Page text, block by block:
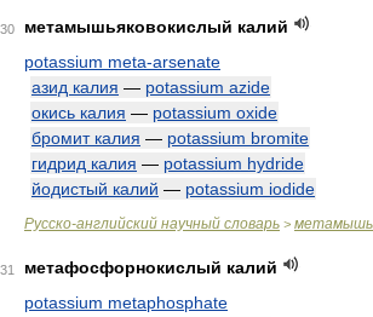
30
метамышьяковокислый калий
potassium meta-arsenate
азид калия — potassium azide
окись калия — potassium oxide
бромит калия — potassium bromite
гидрид калия — potassium hydride
йодистый калий — potassium iodide
Русско-английский научный словарь >
31
метафосфорнокислый калий
potassium metaphosphate